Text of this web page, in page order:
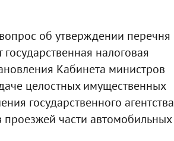
об утверждении перечня
налоговая
Кабинета министров
целостных имущественных
государственного агентства
части автомобильных